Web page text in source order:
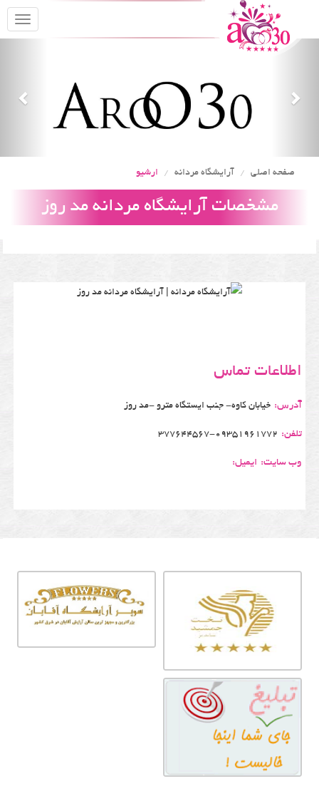
صفحه اصلی آرایشگاه مردانه ارشیو
مشخصات آرایشگاه مردانه مد روز
اطلاعات تماس
آدرس: خیابان کاوه- جنب ایستگاه مترو -مد روز
تلفن: 377644567-09351961772
وب سایت: ایمیل: